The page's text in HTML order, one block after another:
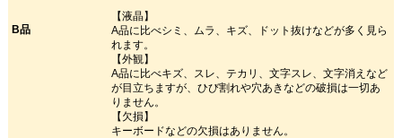
B品
【液晶】
A品に比べシミ、ムラ、キズ、ドット抜けなどが多く見ら
れます。
【外観】
A品に比べキズ、スレ、テカリ、文字スレ、文字消えなど
が目立ちますが、ひび割れや穴あきなどの破損は一切あ
りません。
【欠損】
キーボードなどの欠損はありません。